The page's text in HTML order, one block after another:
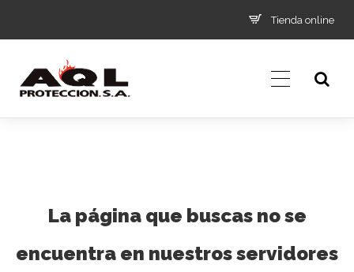
Tienda online
La página que buscas no se
encuentra en nuestros servidores